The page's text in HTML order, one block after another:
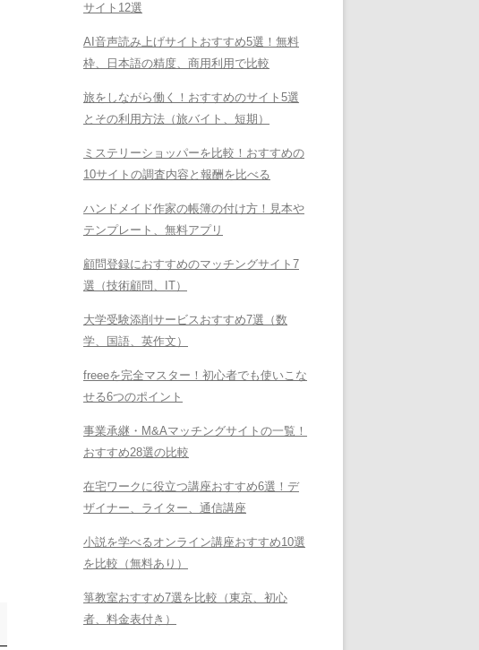
サイト12選
AI音声読み上げサイトおすすめ5選！無料
枠、日本語の精度、商用利用で比較
旅をしながら働く！おすすめのサイト5選
とその利用方法（旅バイト、短期）
ミステリーショッパーを比較！おすすめの
10サイトの調査内容と報酬を比べる
ハンドメイド作家の帳簿の付け方！見本や
テンプレート、無料アプリ
顧問登録におすすめのマッチングサイト7
選（技術顧問、IT）
大学受験添削サービスおすすめ7選（数
学、国語、英作文）
freeeを完全マスター！初心者でも使いこな
せる6つのポイント
事業承継・M&Aマッチングサイトの一覧！
おすすめ28選の比較
在宅ワークに役立つ講座おすすめ6選！デ
ザイナー、ライター、通信講座
小説を学べるオンライン講座おすすめ10選
を比較（無料あり）
箏教室おすすめ7選を比較（東京、初心
者、料金表付き）